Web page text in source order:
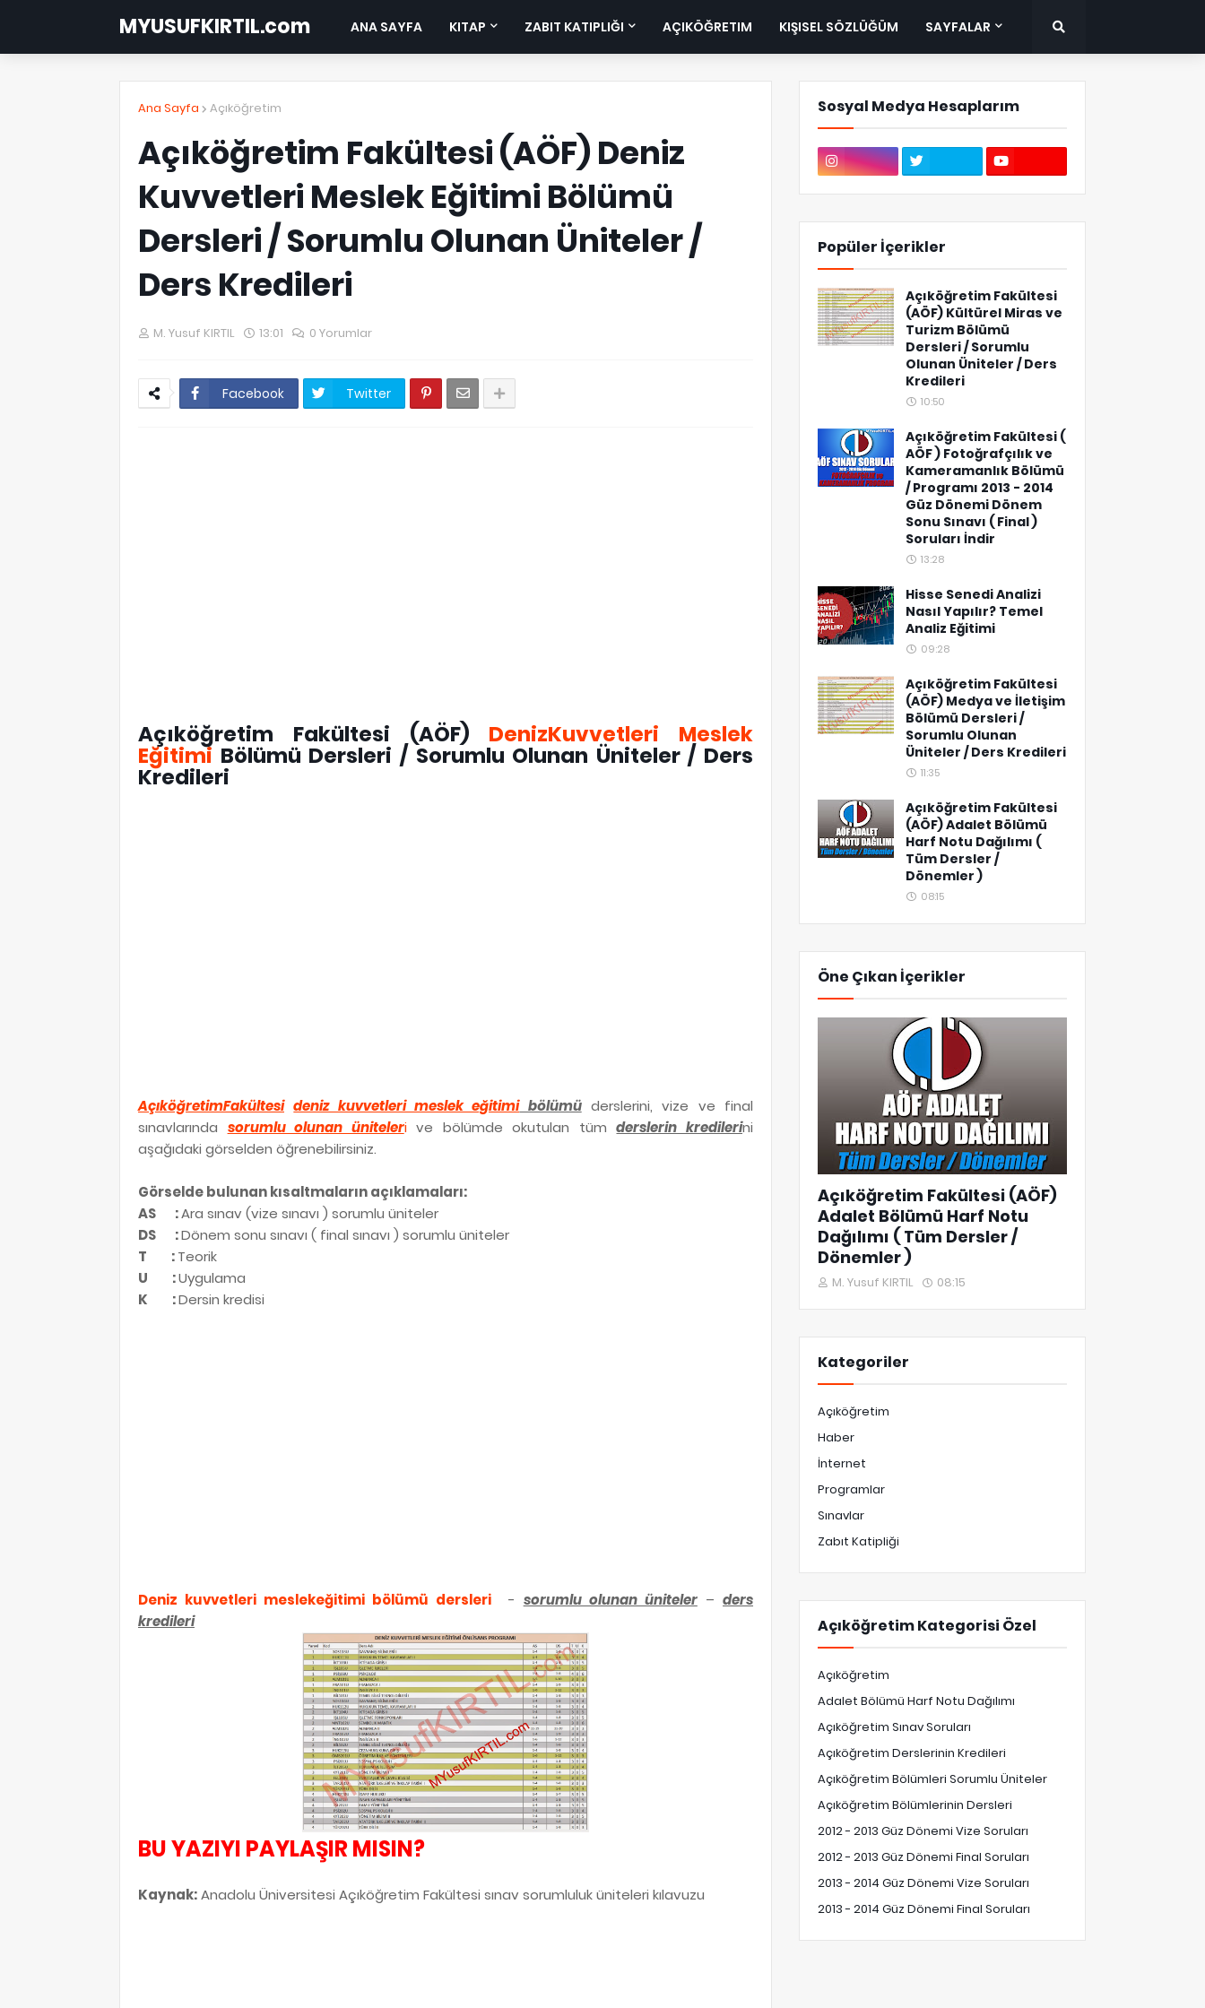
MYUSUFKIRTIL.com ANA SAYFA KITAP ZABIT KATIPLIĞI AÇIKÖĞRETIM KIŞISEL SÖZLÜĞÜM SAYFALAR
Ana Sayfa Açıköğretim
Açıköğretim Fakültesi (AÖF) Deniz
Kuvvetleri Meslek Eğitimi Bölümü
Dersleri / Sorumlu Olunan Üniteler /
Ders Kredileri
M. Yusuf KIRTIL 13:01 0 Yorumlar
Facebook Twitter
Açıköğretim Fakültesi (AÖF) DenizKuvvetleri Meslek
Eğitimi Bölümü Dersleri / Sorumlu Olunan Üniteler / Ders
Kredileri
AçıköğretimFakültesi deniz kuvvetleri meslek eğitimibölümüderslerini, vize ve final
sınavlarında sorumlu olunan ünitelerive bölümde okutulan tümderslerin kredilerini
aşağıdaki görselden öğrenebilirsiniz.
Görselde bulunan kısaltmaların açıklamaları:
AS
:Ara sınav (vize sınavı ) sorumlu üniteler
DS
:Dönem sonu sınavı ( final sınavı ) sorumlu üniteler
T
:Teorik
U
:Uygulama
K
:Dersin kredisi
Deniz kuvvetleri meslekeğitimi bölümü dersleri - sorumlu olunan üniteler–ders
kredileri
BU YAZIYI PAYLAŞIR MISIN?
Kaynak:Anadolu Üniversitesi Açıköğretim Fakültesi sınav sorumluluk üniteleri kılavuzu
Sosyal Medya Hesaplarım
Popüler İçerikler
Açıköğretim Fakültesi
(AÖF) Kültürel Miras ve
Turizm Bölümü
Dersleri / Sorumlu
Olunan Üniteler / Ders
Kredileri
10:50
Açıköğretim Fakültesi (
AÖF ) Fotoğrafçılık ve
Kameramanlık Bölümü
/ Programı 2013 - 2014
Güz Dönemi Dönem
Sonu Sınavı ( Final )
Soruları İndir
13:28
Hisse Senedi Analizi
Nasıl Yapılır? Temel
Analiz Eğitimi
09:28
Açıköğretim Fakültesi
(AÖF) Medya ve İletişim
Bölümü Dersleri /
Sorumlu Olunan
Üniteler / Ders Kredileri
11:35
Açıköğretim Fakültesi
(AÖF) Adalet Bölümü
Harf Notu Dağılımı (
Tüm Dersler /
Dönemler )
08:15
Öne Çıkan İçerikler
Açıköğretim Fakültesi (AÖF)
Adalet Bölümü Harf Notu
Dağılımı ( Tüm Dersler /
Dönemler )
M. Yusuf KIRTIL 08:15
Kategoriler
Açıköğretim
Haber
İnternet
Programlar
Sınavlar
Zabıt Katipliği
Açıköğretim Kategorisi Özel
Açıköğretim
Adalet Bölümü Harf Notu Dağılımı
Açıköğretim Sınav Soruları
Açıköğretim Derslerinin Kredileri
Açıköğretim Bölümleri Sorumlu Üniteler
Açıköğretim Bölümlerinin Dersleri
2012 - 2013 Güz Dönemi Vize Soruları
2012 - 2013 Güz Dönemi Final Soruları
2013 - 2014 Güz Dönemi Vize Soruları
2013 - 2014 Güz Dönemi Final Soruları